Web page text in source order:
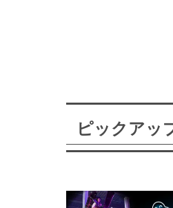
ピックアッ